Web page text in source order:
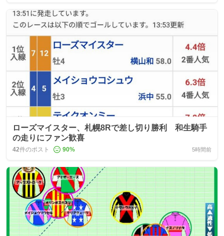
ローズマイスター、札幌8Rで差し切り勝利 和生騎手
の走りにファン歓喜
42件のポスト 90% 5時間前